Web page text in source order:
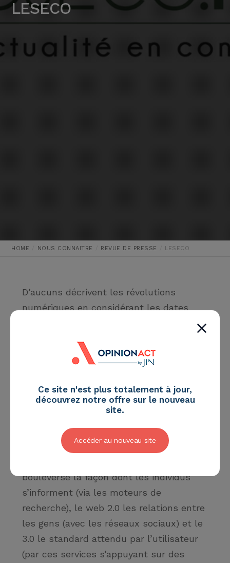
LESECO
HOME NOUS CONNAITRE REVUE DE PRESSE LESECO
D’aucuns décrivent les révolutions
numériques en considérant les dates
d’irruption des différentes technologies,
industrielle, d’autres enfin remontent
leur chronologie à l’invention de
l’imprimerie ! Je préfère pour ma part
retenir la manière dont ces technologies
ont impacté l’individu en numérotant,
comme l’a initié Tim O’Reilly avec le
terme de Web 2.0, les différentes vagues
bouleversé la façon dont les individus
s’informent (via les moteurs de
recherche), le web 2.0 les relations entre
les gens (avec les réseaux sociaux) et le
3.0 le standard attendu par l’utilisateur
(par ces services s’appuyant sur des
Ce site n'est plus totalement à jour,
découvrez notre offre sur le nouveau
site.
Accéder au nouveau site